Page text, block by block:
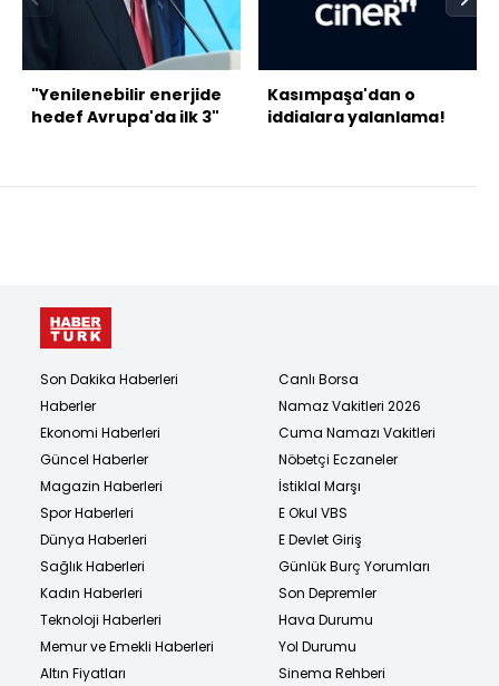
"Yenilenebilir enerjide
hedef Avrupa'da ilk 3"
Kasımpaşa'dan o
iddialara yalanlama!
Son Dakika Haberleri
Haberler
Ekonomi Haberleri
Güncel Haberler
Magazin Haberleri
Spor Haberleri
Dünya Haberleri
Sağlık Haberleri
Kadın Haberleri
Teknoloji Haberleri
Memur ve Emekli Haberleri
Altın Fiyatları
Canlı Borsa
Namaz Vakitleri 2026
Cuma Namazı Vakitleri
Nöbetçi Eczaneler
İstiklal Marşı
E Okul VBS
E Devlet Giriş
Günlük Burç Yorumları
Son Depremler
Hava Durumu
Yol Durumu
Sinema Rehberi